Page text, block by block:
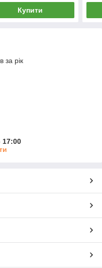
Купити
за рік
17:00